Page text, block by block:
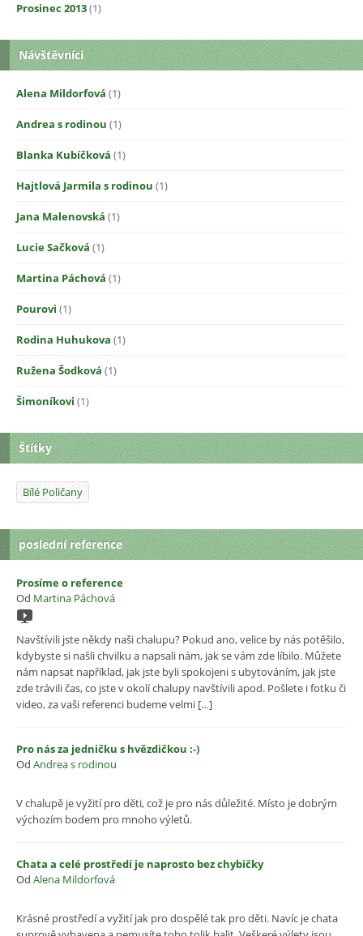
Prosinec 2013(1)
Návštěvníci
Alena Mildorfová (1)
Andrea s rodinou (1)
Blanka Kubíčková (1)
Hajtlová Jarmila s rodinou (1)
Jana Malenovská (1)
Lucie Sačková (1)
Martina Páchová (1)
Pourovi (1)
Rodina Huhukova (1)
Ružena Šodková (1)
Šimoníkovi (1)
Štítky
Bílé Poličany
poslední reference
Prosíme o reference
Od Martina Páchová
Navštívili jste někdy naši chalupu? Pokud ano, velice by nás potěšilo,
kdybyste si našli chvilku a napsali nám, jak se vám zde líbilo. Můžete
nám napsat například, jak jste byli spokojeni s ubytováním, jak jste
zde trávili čas, co jste v okolí chalupy navštívili apod. Pošlete i fotku či
video, za vaši referenci budeme velmi […]
Pro nás za jedničku s hvězdičkou :-)
Od Andrea s rodinou
V chalupě je vyžití pro děti, což je pro nás důležité. Místo je dobrým
výchozím bodem pro mnoho výletů.
Chata a celé prostředí je naprosto bez chybičky
Od Alena Mildorfová
Krásné prostředí a vyžití jak pro dospělé tak pro děti. Navíc je chata